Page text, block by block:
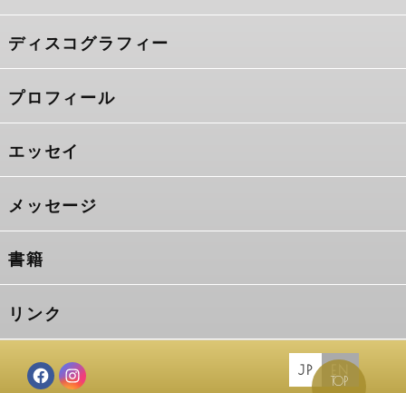
ディスコグラフィー
プロフィール
エッセイ
メッセージ
書籍
リンク
FacebookInstagram
JP
TOP